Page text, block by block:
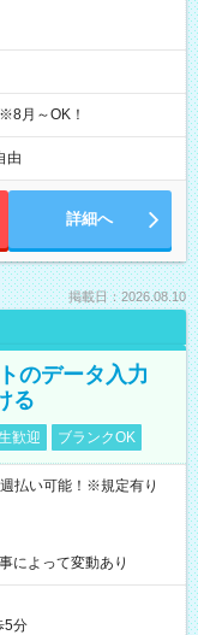
月～OK！
由
詳細へ
掲載日：2026.08.10
のデータ入力
る
歓迎 ブランクOK
払い可能！※規定有り
よって変動あり
5分